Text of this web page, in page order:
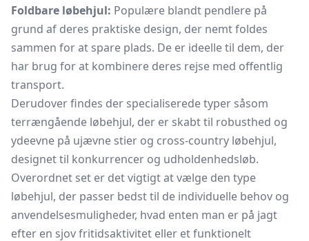
Foldbare løbehjul: Populære blandt pendlere på
grund af deres praktiske design, der nemt foldes
sammen for at spare plads. De er ideelle til dem, der
har brug for at kombinere deres rejse med offentlig
transport.
Derudover findes der specialiserede typer såsom
terrængående løbehjul, der er skabt til robusthed og
ydeevne på ujævne stier og cross-country løbehjul,
designet til konkurrencer og udholdenhedsløb.
Overordnet set er det vigtigt at vælge den type
løbehjul, der passer bedst til de individuelle behov og
anvendelsesmuligheder, hvad enten man er på jagt
efter en sjov fritidsaktivitet eller et funktionelt